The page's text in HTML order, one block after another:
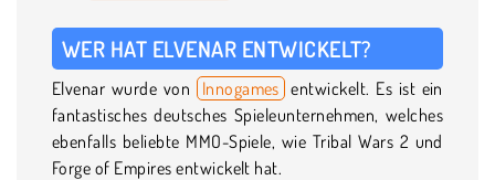
WER HAT ELVENAR ENTWICKELT?
Elvenar wurde von Innogames entwickelt. Es ist ein
fantastisches deutsches Spieleunternehmen, welches
ebenfalls beliebte MMO-Spiele, wie Tribal Wars 2 und
Forge of Empires entwickelt hat.